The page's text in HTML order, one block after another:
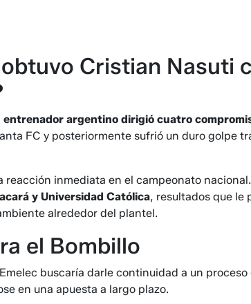
Cristian Nasuti
entrenador argentino dirigió cuatro
FC y posteriormente sufrió un duro golpe
reacción inmediata en el campeonato nacional.
y Universidad Católica, resultados que le
alrededor del plantel.
el Bombillo
buscaría darle continuidad a un
en una apuesta a largo plazo.